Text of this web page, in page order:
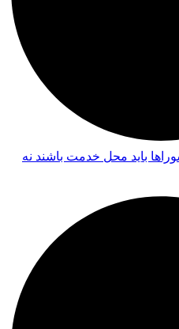
باید محل خدمت باشند نه